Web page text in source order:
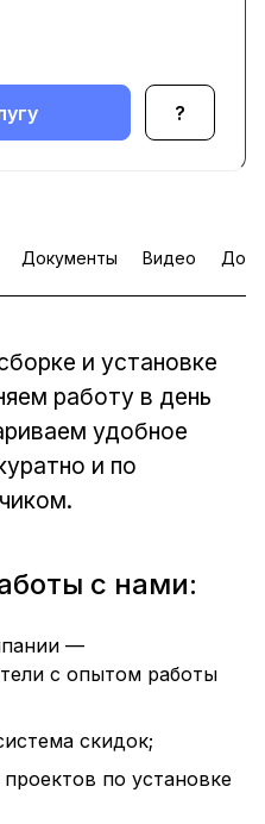
?
Документы Видео
и установке
работу в день
удобное
и по
с нами:
—
с опытом работы
скидок;
по установке